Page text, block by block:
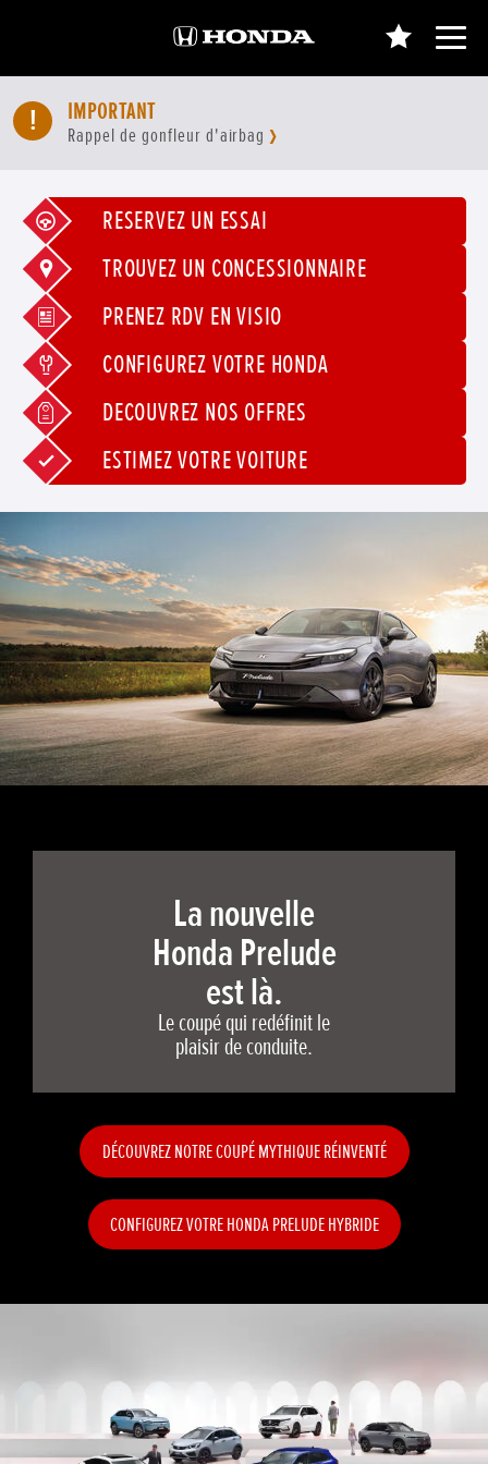
IMPORTANT
Rappel de gonfleur d'airbag
RÉSERVEZ UN ESSAI
TROUVEZ UN CONCESSIONNAIRE
PRENEZ RDV EN VISIO
CONFIGUREZ VOTRE HONDA
DÉCOUVREZ NOS OFFRES
ESTIMEZ VOTRE VOITURE
La nouvelle
Honda Prelude
est là.
Le coupé qui redéfinit le
plaisir de conduite.
DÉCOUVREZ NOTRE COUPÉ MYTHIQUE RÉINVENTÉ
CONFIGUREZ VOTRE HONDA PRELUDE HYBRIDE